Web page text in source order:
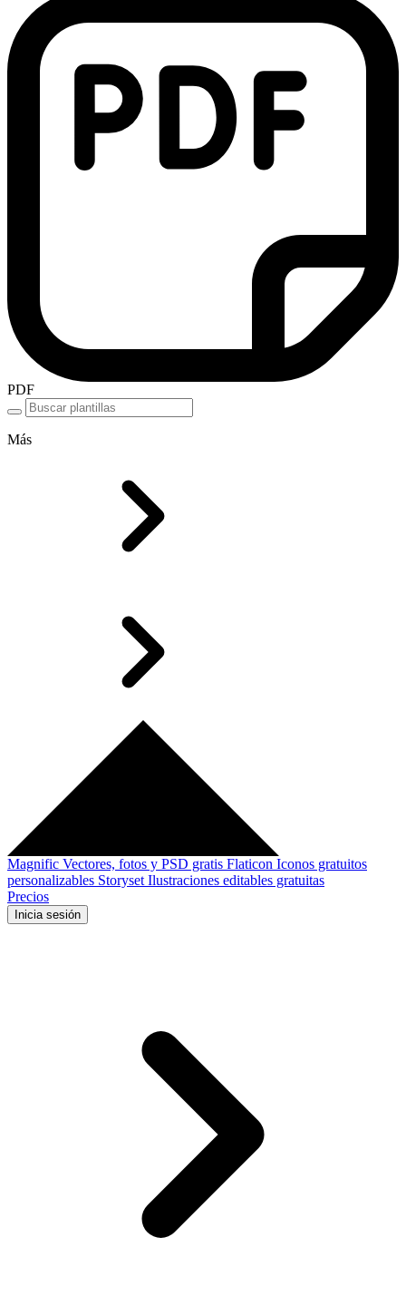
PDF
Más
Magnific Vectores, fotos y PSD gratis Flaticon Iconos gratuitos
personalizables Storyset Ilustraciones editables gratuitas
Precios
Inicia sesión